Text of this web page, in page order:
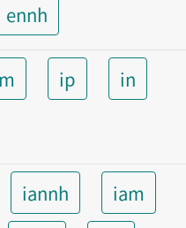
ennh
ip
in
iannh
iam